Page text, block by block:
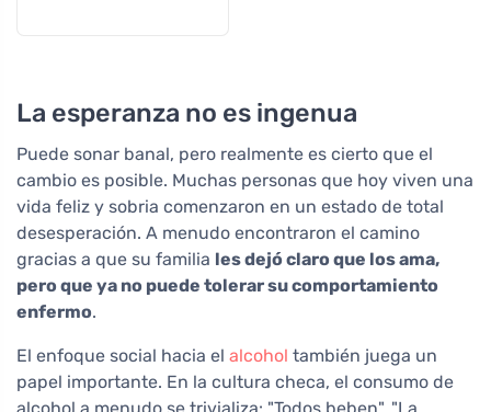
La esperanza no es ingenua
Puede sonar banal, pero realmente es cierto que el
cambio es posible. Muchas personas que hoy viven una
vida feliz y sobria comenzaron en un estado de total
desesperación. A menudo encontraron el camino
gracias a que su familia les dejó claro que los ama,
pero que ya no puede tolerar su comportamiento
enfermo.
El enfoque social hacia el alcohol también juega un
papel importante. En la cultura checa, el consumo de